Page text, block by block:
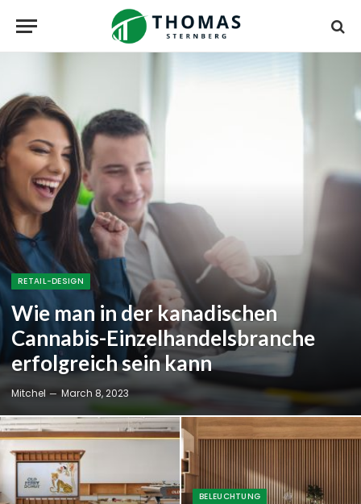
RETAIL-DESIGN
Wie man in der kanadischen
Cannabis-Einzelhandelsbranche
erfolgreich sein kann
Mitchel March 8, 2023
BELEUCHTUNG